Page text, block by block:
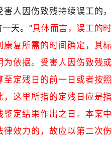
人因伤致残持续误工的，
天。”具体而言，误工的时
复所需的时间确定，其标
依据。受害人因伤致残或
定残日的前一日或者按照
这里所指的定残日应是指
定结果作出之日。本案中
效力的，故应以第二次伤